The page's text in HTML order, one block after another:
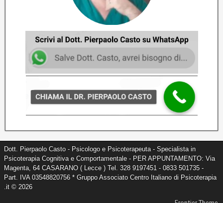
Come potenziare l'erezione e la durata
cambiando le frequenze
Dott. Pierpaolo Casto - Psicologo e Psicoterapeuta
Perdita di erezione alla penetrazione
8
Dott. Pierpaolo Casto - Psicologo e Psicoterapeuta - Specialista in
Psicoterapia Cognitiva e Comportamentale - PER APPUNTAMENTO: Via
Magenta, 64 CASARANO ( Lecce ) Tel. 328 9197451 - 0833 501735 -
Part. IVA 03548820756 * Gruppo Associato Centro Italiano di Psicoterapia
.it © 2026